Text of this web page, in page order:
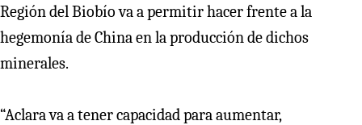
Región del Biobío va a permitir hacer frente a la
hegemonía de China en la producción de dichos
minerales.
“Aclara va a tener capacidad para aumentar,